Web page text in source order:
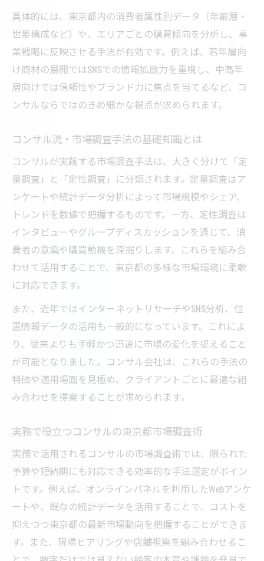
実践的に使える最新市場調査法とコンサル
支援
東京都企業が導入すべき最新調査手法とは
成功事例に学ぶ市場調査設計のポイント
コンサル目線で読み解く市場調査設計の成
東京都企業の成功事例から学ぶコンサル調
査術
コンサルが伝える市場調査設計の実践ポイ
ント
実務で活かす市場調査設計とコンサルの工
夫
コンサルが解き明かす市場調査設計の秘訣
東京都で注目される市場調査の実践法
術
東京都市場で注目の実践的コンサル調査法
とは
コンサル活用で差がつく市場調査の実践ポ
イント
コンサルが語る東京都企業の市場調査実践
例
具体的には、東京都内の消費者属性別データ（年齢層・
世帯構成など）や、エリアごとの購買傾向を分析し、事
業戦略に反映させる手法が有効です。例えば、若年層向
け商材の展開ではSNSでの情報拡散力を重視し、中高年
層向けでは信頼性やブランド力に焦点を当てるなど、コ
ンサルならではのきめ細かな視点が求められます。
コンサル流・市場調査手法の基礎知識とは
コンサルが実践する市場調査手法は、大きく分けて「定
量調査」と「定性調査」に分類されます。定量調査はア
ンケートや統計データ分析によって市場規模やシェア、
トレンドを数値で把握するものです。一方、定性調査は
インタビューやグループディスカッションを通じて、消
費者の意識や購買動機を深掘りします。これらを組み合
わせて活用することで、東京都の多様な市場環境に柔軟
に対応できます。
また、近年ではインターネットリサーチやSNS分析、位
置情報データの活用も一般的になっています。これによ
り、従来よりも手軽かつ迅速に市場の変化を捉えること
が可能となりました。コンサル会社は、これらの手法の
特徴や適用場面を見極め、クライアントごとに最適な組
み合わせを提案することが求められます。
実務で役立つコンサルの東京都市場調査術
実務で活用されるコンサルの市場調査術では、限られた
予算や短納期にも対応できる効率的な手法選定がポイン
トです。例えば、オンラインパネルを利用したWebアンケ
ートや、既存の統計データを活用することで、コストを
抑えつつ東京都の最新市場動向を把握することができま
す。また、現場ヒアリングや店舗視察を組み合わせるこ